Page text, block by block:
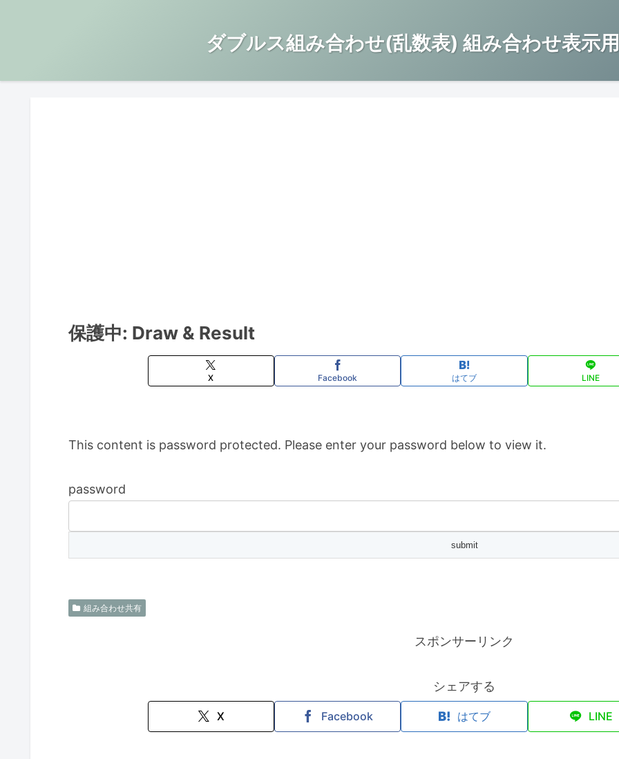
ダブルス組み合わせ(乱数表) 組み合わせ表示
保護中: Draw & Result
X Facebook はてブ LINE
This content is password protected. Please enter your password below to view it.
password
組み合わせ共有
スポンサーリンク
シェアする
X Facebook はてブ LINE